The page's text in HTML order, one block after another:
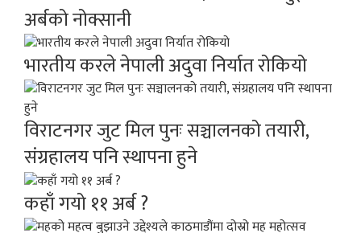
अर्बको नोक्सानी
भारतीय करले नेपाली अदुवा निर्यात रोकियो
विराटनगर जुट मिल पुनः सञ्चालनको तयारी,
संग्रहालय पनि स्थापना हुने
कहाँ गयो ११ अर्ब ?